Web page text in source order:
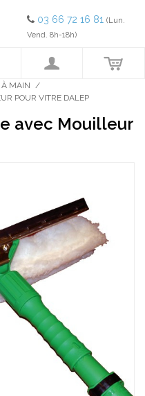
03 66 72 16 81 (Lun.
Vend. 8h-18h)
MAIN /
POUR VITRE DALEP
avec Mouilleur